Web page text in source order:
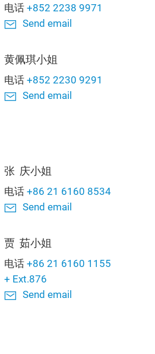
电话 +852 2238 9971
Send email
黄佩琪小姐
电话 +852 2230 9291
Send email
张 庆小姐
电话 +86 21 6160 8534
Send email
贾 茹小姐
电话 +86 21 6160 1155
+ Ext.876
Send email